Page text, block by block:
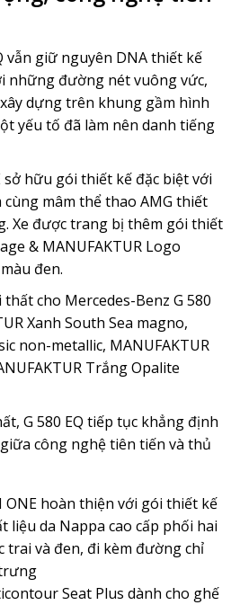
vẫn giữ nguyên DNA thiết kế
những đường nét vuông vức,
dựng trên khung gầm hình
yếu tố đã làm nên danh tiếng
sở hữu gói thiết kế đặc biệt với
cùng mâm thể thao AMG thiết
Xe được trang bị thêm gói thiết
& MANUFAKTUR Logo
đen.
cho Mercedes-Benz G 580
Xanh South Sea magno,
non-metallic, MANUFAKTUR
Trắng Opalite
G 580 EQ tiếp tục khẳng định
công nghệ tiên tiến và thủ
ONE hoàn thiện với gói thiết kế
liệu da Nappa cao cấp phối hai
trai và đen, đi kèm đường chỉ
Seat Plus dành cho ghế